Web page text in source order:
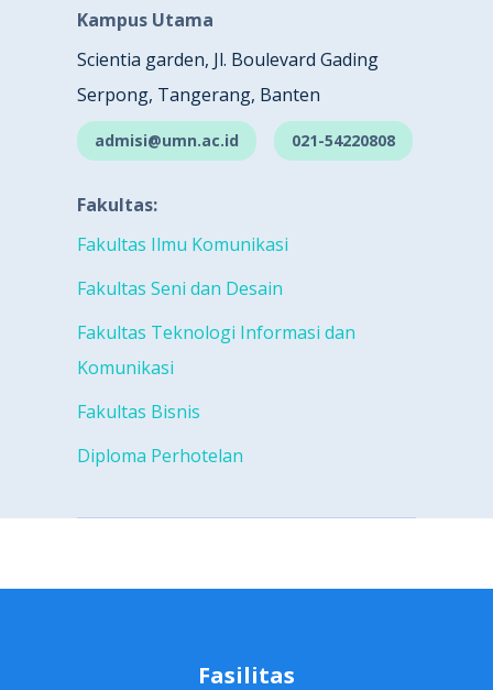
Kampus Utama
Scientia garden, Jl. Boulevard Gading
Serpong, Tangerang, Banten
admisi@umn.ac.id 021-54220808
Fakultas:
Fakultas Ilmu Komunikasi
Fakultas Seni dan Desain
Fakultas Teknologi Informasi dan
Komunikasi
Fakultas Bisnis
Diploma Perhotelan
Fasilitas